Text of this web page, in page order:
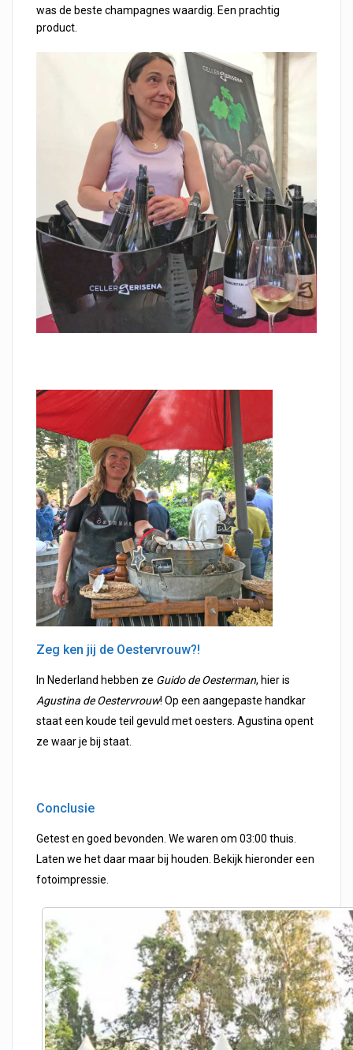
was de beste champagnes waardig. Een prachtig
product.
Zeg ken jij de Oestervrouw?!
In Nederland hebben ze Guido de Oesterman, hier is
Agustina de Oestervrouw! Op een aangepaste handkar
staat een koude teil gevuld met oesters. Agustina opent
ze waar je bij staat.
Conclusie
Getest en goed bevonden. We waren om 03:00 thuis.
Laten we het daar maar bij houden. Bekijk hieronder een
fotoimpressie.